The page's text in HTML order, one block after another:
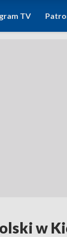
TV
w